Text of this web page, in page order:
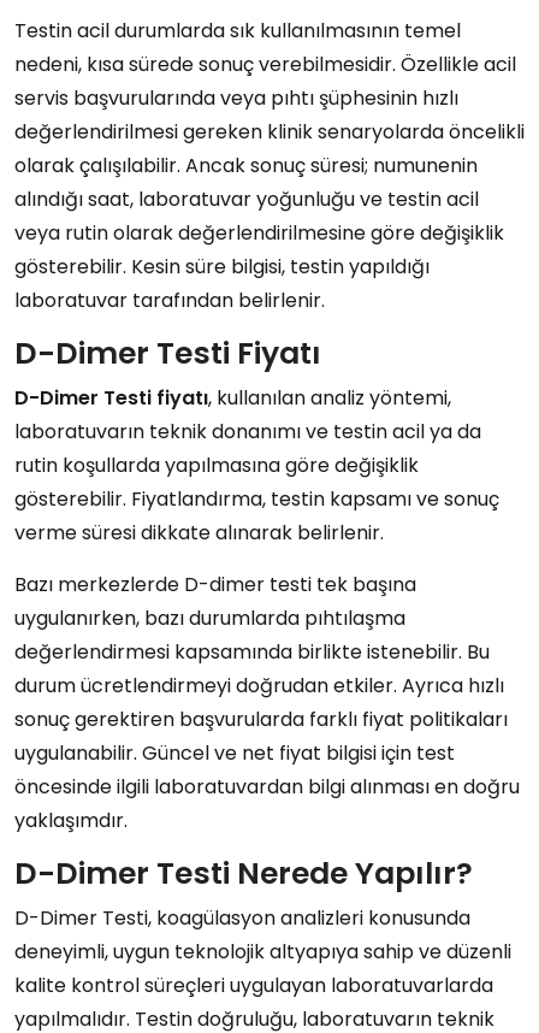
Testin acil durumlarda sık kullanılmasının temel
nedeni, kısa sürede sonuç verebilmesidir. Özellikle acil
servis başvurularında veya pıhtı şüphesinin hızlı
değerlendirilmesi gereken klinik senaryolarda öncelikli
olarak çalışılabilir. Ancak sonuç süresi; numunenin
alındığı saat, laboratuvar yoğunluğu ve testin acil
veya rutin olarak değerlendirilmesine göre değişiklik
gösterebilir. Kesin süre bilgisi, testin yapıldığı
laboratuvar tarafından belirlenir.
D-Dimer Testi Fiyatı
D-Dimer Testi fiyatı, kullanılan analiz yöntemi,
laboratuvarın teknik donanımı ve testin acil ya da
rutin koşullarda yapılmasına göre değişiklik
gösterebilir. Fiyatlandırma, testin kapsamı ve sonuç
verme süresi dikkate alınarak belirlenir.
Bazı merkezlerde D-dimer testi tek başına
uygulanırken, bazı durumlarda pıhtılaşma
değerlendirmesi kapsamında birlikte istenebilir. Bu
durum ücretlendirmeyi doğrudan etkiler. Ayrıca hızlı
sonuç gerektiren başvurularda farklı fiyat politikaları
uygulanabilir. Güncel ve net fiyat bilgisi için test
öncesinde ilgili laboratuvardan bilgi alınması en doğru
yaklaşımdır.
D-Dimer Testi Nerede Yapılır?
D-Dimer Testi, koagülasyon analizleri konusunda
deneyimli, uygun teknolojik altyapıya sahip ve düzenli
kalite kontrol süreçleri uygulayan laboratuvarlarda
yapılmalıdır. Testin doğruluğu, laboratuvarın teknik